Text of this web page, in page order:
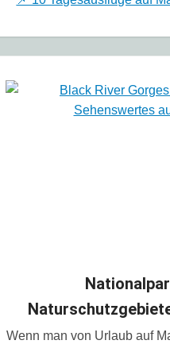
Wenn man von Urlaub auf